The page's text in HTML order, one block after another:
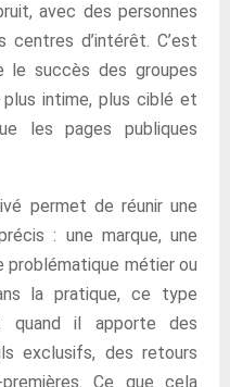
avec des personnes
d’intérêt. C’est
le succès des groupes
intime, plus ciblé et
les pages publiques
permet de réunir une
: une marque, une
problématique métier ou
la pratique, ce type
quand il apporte des
exclusifs, des retours
Ce que cela